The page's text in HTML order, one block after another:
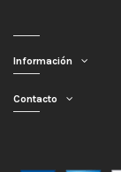
Información
Contacto